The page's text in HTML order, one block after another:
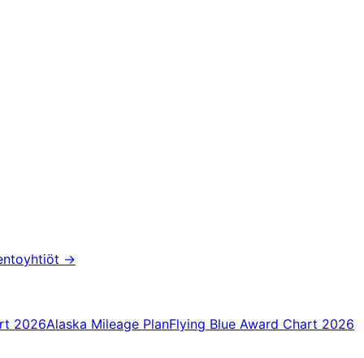
→
2026Alaska Mileage PlanFlying Blue Award Chart 2026